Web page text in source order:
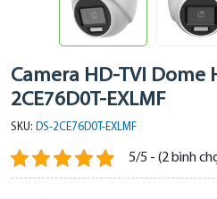
Camera HD-TVI Dome
2CE76D0T-EXLMF
SKU: DS-2CE76D0T-EXLMF
5/5 - (2 bình